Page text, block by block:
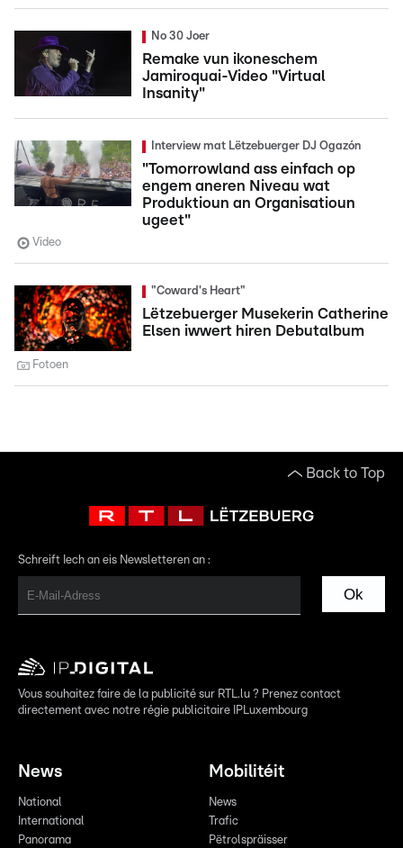
No 30 Joer
Remake vun ikoneschem
Jamiroquai-Video "Virtual
Insanity"
Interview mat Lëtzebuerger DJ Ogazón
"Tomorrowland ass einfach op
engem aneren Niveau wat
Produktioun an Organisatioun
ugeet"
Video
"Coward's Heart"
Lëtzebuerger Musekerin Catherine
Elsen iwwert hiren Debutalbum
Fotoen
Back to Top
Schreift Iech an eis Newsletteren an :
Ok
Vous souhaitez faire de la publicité sur RTL.lu ? Prenez contact
directement avec notre régie publicitaire IPLuxembourg
News
National
International
Panorama
Mobilitéit
News
Trafic
Pëtrolspräisser